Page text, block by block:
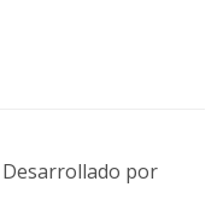
Desarrollado por